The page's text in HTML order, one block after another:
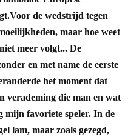
Voor de wedstrijd tegen
maar hoe weet
meer volgt... De
en met name de eerste
het moment dat
verademing die man en wat
mijn favoriete speler. In de
lam, maar zoals gezegd,